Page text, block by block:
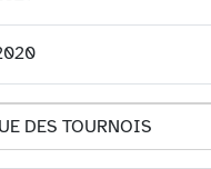
DES TOURNOIS